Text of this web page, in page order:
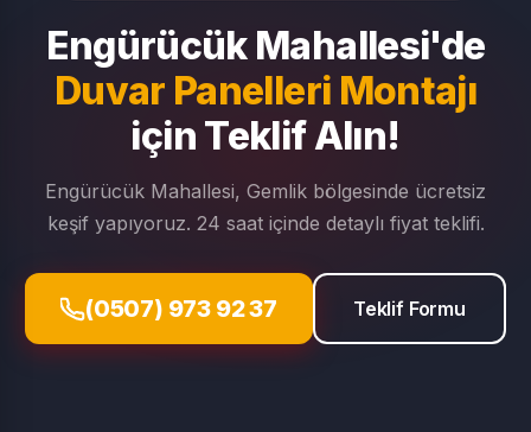
Engürücük Mahallesi'de
Duvar Panelleri Montajı
için Teklif Alın!
Engürücük Mahallesi, Gemlik bölgesinde ücretsiz
keşif yapıyoruz. 24 saat içinde detaylı fiyat teklifi.
(0507) 973 92 37 Teklif Formu